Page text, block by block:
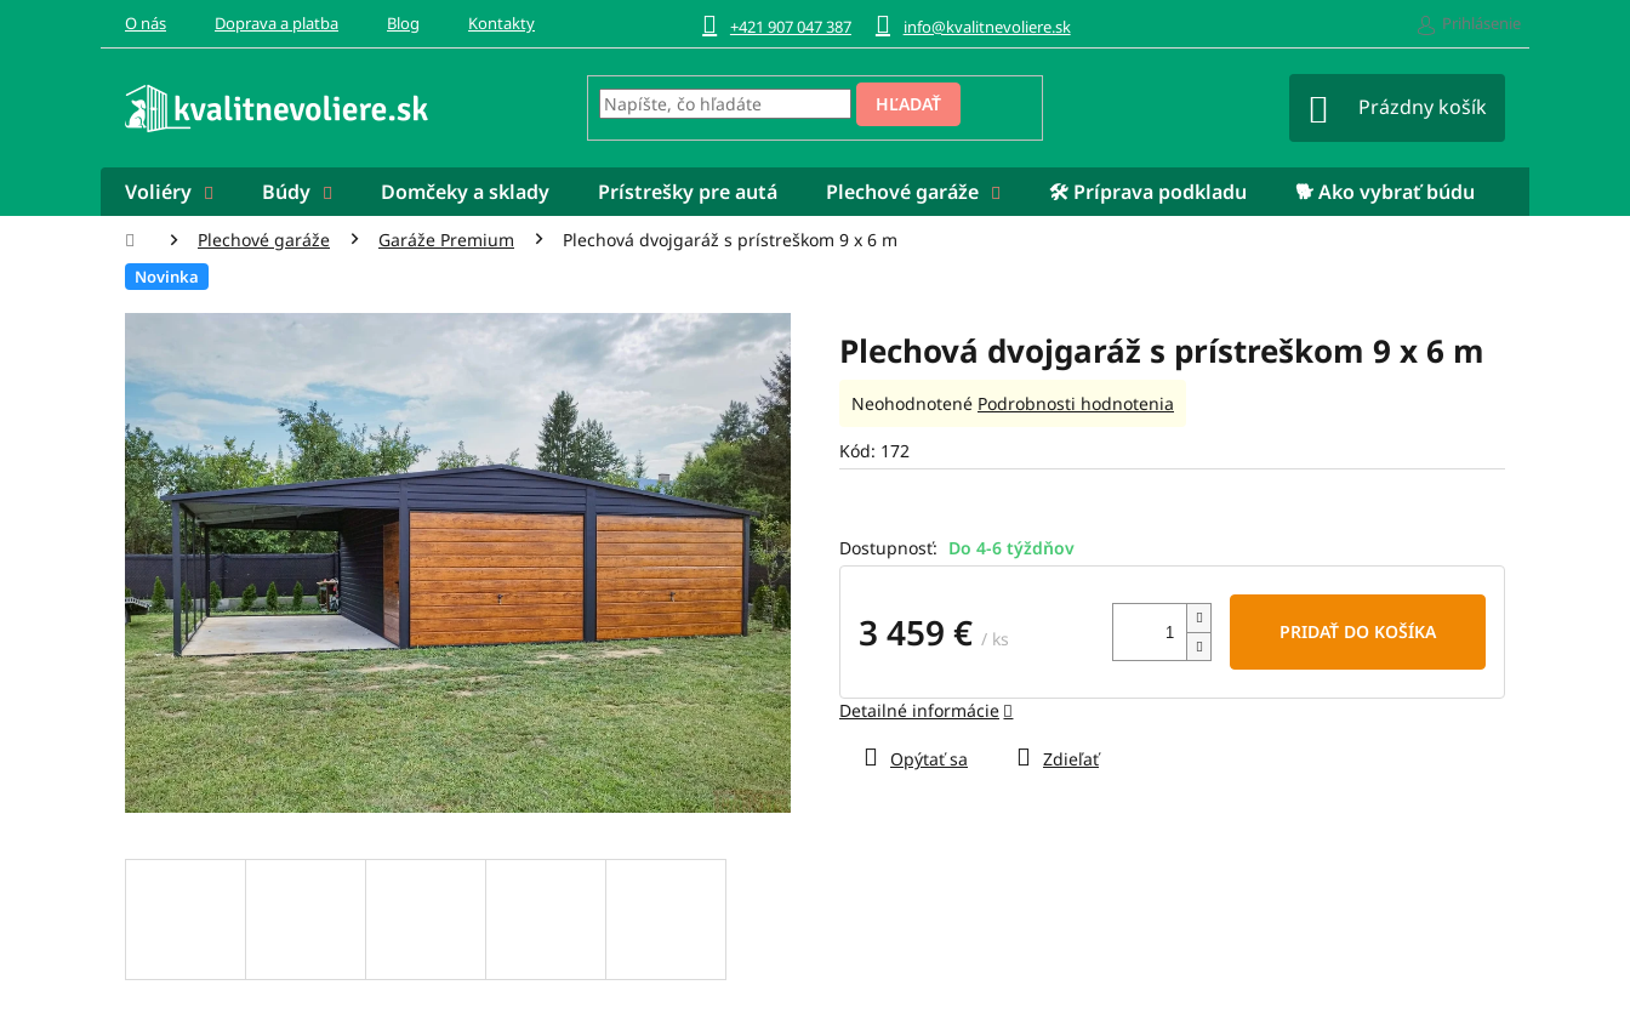
+421 907 047 387 info@kvalitnevoliere.sk
O nás Doprava a platba Blog Kontakty Prihlásenie
HĽADAŤ
NÁKUPNÝ
Prázdny košík
Voliéry Búdy Domčeky a sklady Prístrešky pre autá Plechové garáže 🛠️ Príprava podkladu 🐕 Ako vybrať búdu
DomovPlechové garáže Garáže Premium Plechová dvojgaráž s prístreškom 9 x 6 m
Novinka
Plechová dvojgaráž s prístreškom 9 x 6 m
Kód: 172
Do 4-6 týždňov
3 459 € / ks
cena:
PRIDAŤ DO KOŠÍKA
Detailné informácie
Opýtať sa Zdieľať
Priemerné
produktu
je
5
hviezdičiek.
Neohodnotené Podrobnosti hodnotenia